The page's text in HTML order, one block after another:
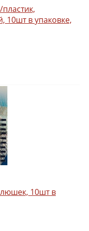
10шт в упаковке,
10шт в